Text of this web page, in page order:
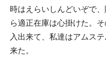
時はえらいしんどいぞで
ら適正在庫は心掛けた。
入出来て、私達はアムス
来た。